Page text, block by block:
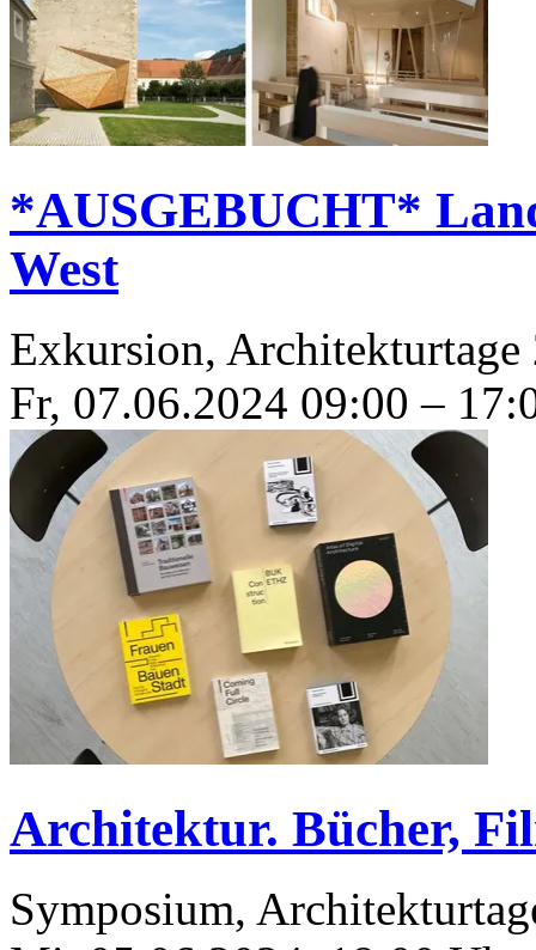
*AUSGEBUCHT*
West
Exkursion, Architekturtage
Fr, 07.06.2024 09:00 –
Architektur. Bücher,
Symposium,